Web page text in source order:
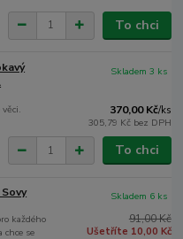
To chci
370,00 Kč/ks
305,79 Kč bez DPH
Skladem 3 ks
To chci
každého
se
91,00 Kč
Ušetříte 10,00 Kč
Skladem 6 ks